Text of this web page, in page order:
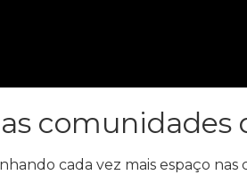
comunidades
cada vez mais espaço nas